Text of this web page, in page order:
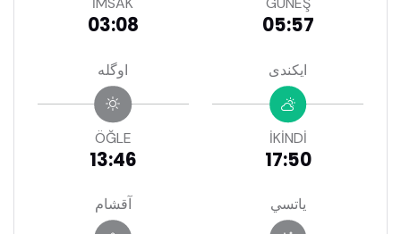
03:08 05:57
اوگله
ÖĞLE
13:46
ايكندى
İKİNDİ
17:50
آقشام ياتسي